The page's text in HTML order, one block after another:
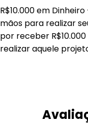
R$10.000 em
mãos para realizar
por receber
realizar aquele